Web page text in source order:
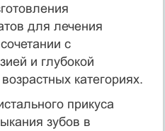
для лечения
с
и глубокой
категориях.
прикуса
зубов в